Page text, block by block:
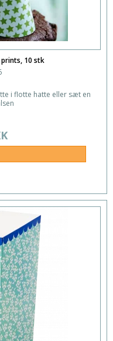
10 stk
i flotte hatte eller sæt en